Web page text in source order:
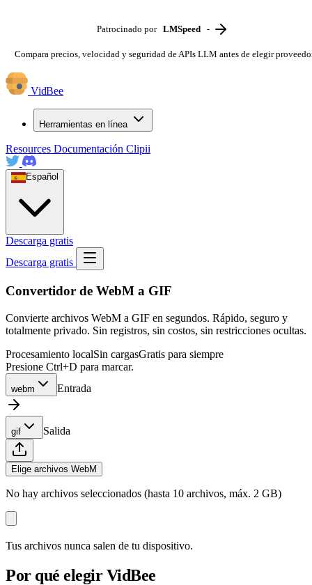
Patrocinado por LMSpeed -
Compara precios, velocidad y seguridad de APIs LLM antes de elegir
VidBee
Herramientas en línea
Resources Documentación Clipii
Español
Descarga gratis
Descarga gratis
Convertidor de WebM a GIF
Convierte archivos WebM a GIF en segundos. Rápido, seguro y
totalmente privado. Sin registros, sin costos, sin restricciones ocultas.
Procesamiento localSin cargasGratis para siempre
Presione Ctrl+D para marcar.
webm Entrada
gif Salida
Elige archivos WebM
No hay archivos seleccionados (hasta 10 archivos, máx. 2 GB)
Tus archivos nunca salen de tu dispositivo.
Por qué elegir VidBee